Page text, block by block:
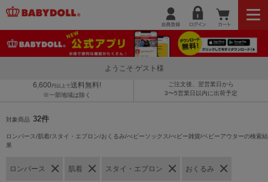
ようこそ ゲスト様
6,600 円以上で送料無料!
※一部地域は除く
ご注文後、翌営業日から
3〜5営業日以内に出荷予定
対象商品 32件
ロンパース/肌着/スタイ・エプロン/おくるみ/べビーソックス/べビー雑貨/ベビーアウターの検索結
果
ロンパース 肌着 スタイ・エプロン おくるみ